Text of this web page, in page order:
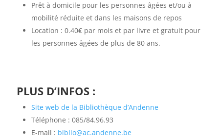
Prêt à domicile pour les personnes âgées et/ou à
mobilité réduite et dans les maisons de repos
Location : 0.40€ par mois et par livre et gratuit pour
les personnes âgées de plus de 80 ans.
PLUS D’INFOS :
Site web de la Bibliothèque d’Andenne
Téléphone : 085/84.96.93
E-mail : biblio@ac.andenne.be